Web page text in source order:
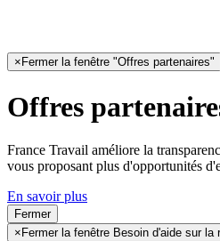
× Fermer la fenêtre "Offres partenaires"
Offres
France Travail améliore la
vous proposant plus d'opportunités
En savoir plus
Fermer
× Fermer la fenêtre Besoin d'aide sur la